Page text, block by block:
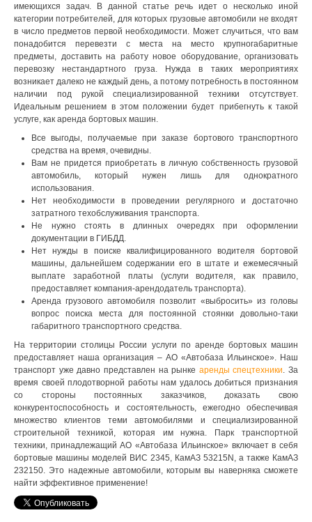
имеющихся задач. В данной статье речь идет о несколько иной
категории потребителей, для которых грузовые автомобили не входят
в число предметов первой необходимости. Может случиться, что вам
понадобится перевезти с места на место крупногабаритные
предметы, доставить на работу новое оборудование, организовать
перевозку нестандартного груза. Нужда в таких мероприятиях
возникает далеко не каждый день, а потому потребность в постоянном
наличии под рукой специализированной техники отсутствует.
Идеальным решением в этом положении будет прибегнуть к такой
услуге, как аренда бортовых машин.
Все выгоды, получаемые при заказе бортового транспортного
средства на время, очевидны.
Вам не придется приобретать в личную собственность грузовой
автомобиль, который нужен лишь для однократного
использования.
Нет необходимости в проведении регулярного и достаточно
затратного техобслуживания транспорта.
Не нужно стоять в длинных очередях при оформлении
документации в ГИБДД.
Нет нужды в поиске квалифицированного водителя бортовой
машины, дальнейшем содержании его в штате и ежемесячный
выплате заработной платы (услуги водителя, как правило,
предоставляет компания-арендодатель транспорта).
Аренда грузового автомобиля позволит «выбросить» из головы
вопрос поиска места для постоянной стоянки довольно-таки
габаритного транспортного средства.
На территории столицы России услуги по аренде бортовых машин
предоставляет наша организация – АО «Автобаза Ильинское». Наш
транспорт уже давно представлен на рынке аренды спецтехники. За
время своей плодотворной работы нам удалось добиться признания
со стороны постоянных заказчиков, доказать свою
конкурентоспособность и состоятельность, ежегодно обеспечивая
множество клиентов теми автомобилями и специализированной
строительной техникой, которая им нужна. Парк транспортной
техники, принадлежащий АО «Автобаза Ильинское» включает в себя
бортовые машины моделей ВИС 2345, КамАЗ 53215N, а также КамАЗ
232150. Это надежные автомобили, которым вы наверняка сможете
найти эффективное применение!